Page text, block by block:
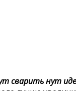
сварить нут